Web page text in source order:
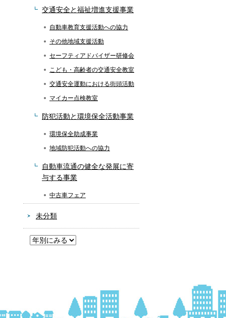
交通安全と福祉増進支援事業
自動車教育支援活動への協力
その他地域支援活動
セーフティアドバイザー研修会
こども・高齢者の交通安全教室
交通安全運動における街頭活動
マイカー点検教室
防犯活動と環境保全活動事業
環境保全助成事業
地域防犯活動への協力
自動車流通の健全な発展に寄
与する事業
中古車フェア
未分類